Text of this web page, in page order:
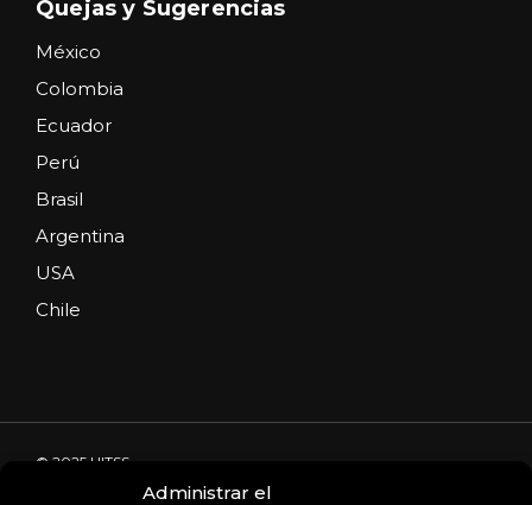
Administrar el
Quejas y Sugerencias
México
Colombia
Ecuador
Perú
Brasil
Argentina
USA
Chile
© 2025 HITSS